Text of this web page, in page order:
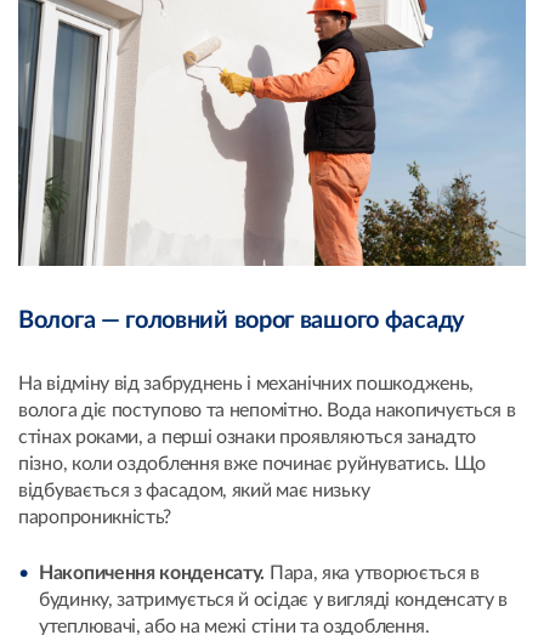
Волога — головний ворог вашого фасаду
На відміну від забруднень і механічних пошкоджень,
волога діє поступово та непомітно. Вода накопичується в
стінах роками, а перші ознаки проявляються занадто
пізно, коли оздоблення вже починає руйнуватись. Що
відбувається з фасадом, який має низьку
паропроникність?
Накопичення конденсату. Пара, яка утворюється в
будинку, затримується й осідає у вигляді конденсату в
утеплювачі, або на межі стіни та оздоблення.